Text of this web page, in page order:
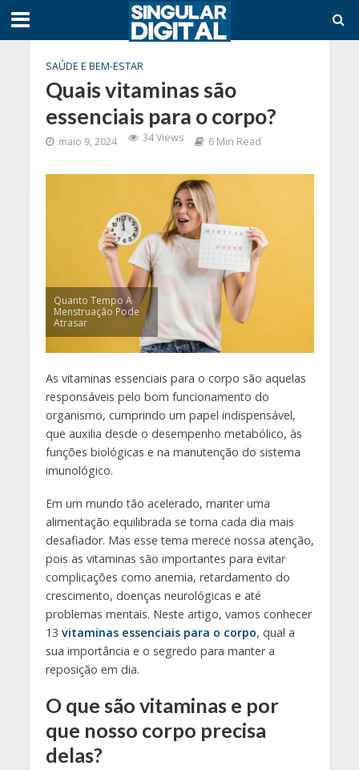
SAÚDE E BEM-ESTAR
Quais vitaminas são
essenciais para o corpo?
maio 9, 2024 34 Views 6 Min Read
Quanto Tempo A
Menstruação Pode
Atrasar
As vitaminas essenciais para o corpo são aquelas
responsáveis pelo bom funcionamento do
organismo, cumprindo um papel indispensável,
que auxilia desde o desempenho metabólico, às
funções biológicas e na manutenção do sistema
imunológico.
Em um mundo tão acelerado, manter uma
alimentação equilibrada se torna cada dia mais
desafiador. Mas esse tema merece nossa atenção,
pois as vitaminas são importantes para evitar
complicações como anemia, retardamento do
crescimento, doenças neurológicas e até
problemas mentais. Neste artigo, vamos conhecer
13 vitaminas essenciais para o corpo, qual a
sua importância e o segredo para manter a
reposição em dia.
O que são vitaminas e por
que nosso corpo precisa
delas?